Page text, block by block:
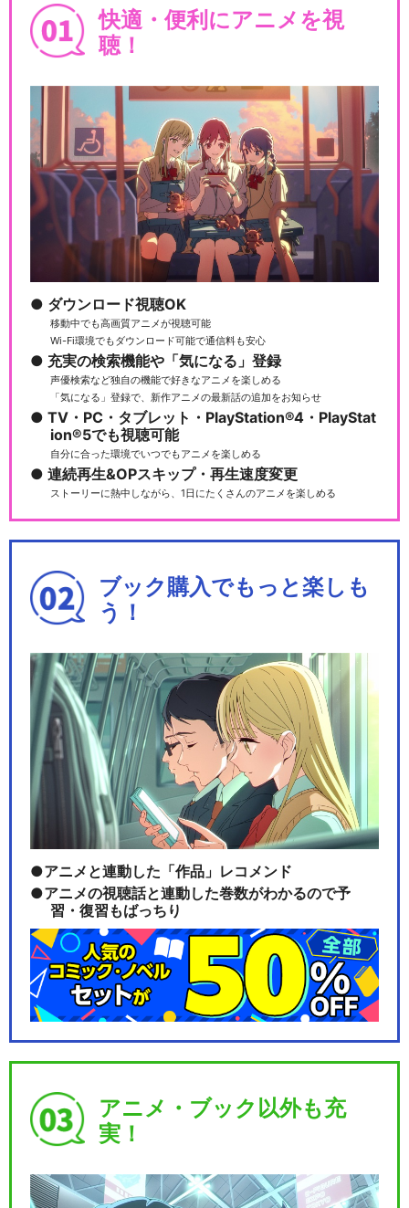
快適・便利にアニメを視
聴！
ダウンロード視聴OK
移動中でも高画質アニメが視聴可能
Wi-Fi環境でもダウンロード可能で通信料も安心
充実の検索機能や「気になる」登録
声優検索など独自の機能で好きなアニメを楽しめる
「気になる」登録で、新作アニメの最新話の追加をお知らせ
TV・PC・タブレット・PlayStation®4・PlayStat
ion®5でも視聴可能
自分に合った環境でいつでもアニメを楽しめる
連続再生&OPスキップ・再生速度変更
ストーリーに熱中しながら、1日にたくさんのアニメを楽しめる
ブック購入でもっと楽しも
う！
アニメと連動した「作品」レコメンド
アニメの視聴話と連動した巻数がわかるので予
習・復習もばっちり
アニメ・ブック以外も充
実！